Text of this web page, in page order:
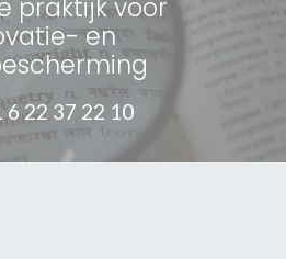
praktijk voor
en
6 22 37 22 10